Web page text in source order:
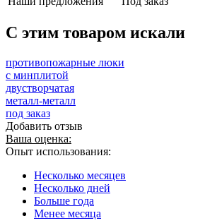
C этим товаром искали
противопожарные люки
с минплитой
двустворчатая
металл-металл
под заказ
Добавить отзыв
Ваша оценка:
Опыт использования:
Несколько месяцев
Несколько дней
Больше года
Менее месяца